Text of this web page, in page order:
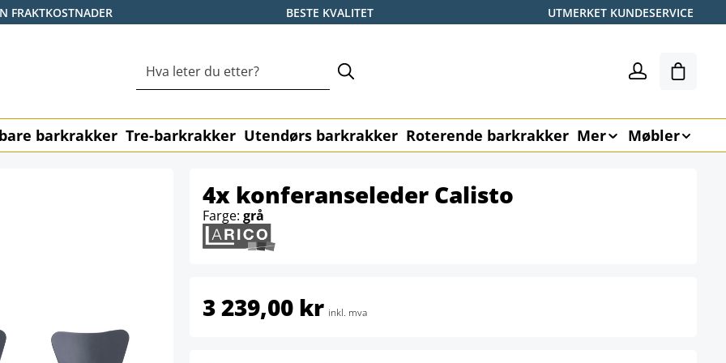
FRAKTKOSTNADER BESTE KVALITET UTMERKET KUNDESERVICE
barkrakker Tre-barkrakker Utendørs barkrakker Roterende barkrakker Mer Møbler
4x konferanseleder Calisto
Farge: grå
3 239,00 kr inkl. mva